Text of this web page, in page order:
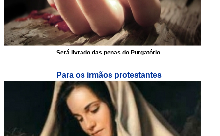
Será livrado das penas do Purgatório.
Para os irmãos protestantes